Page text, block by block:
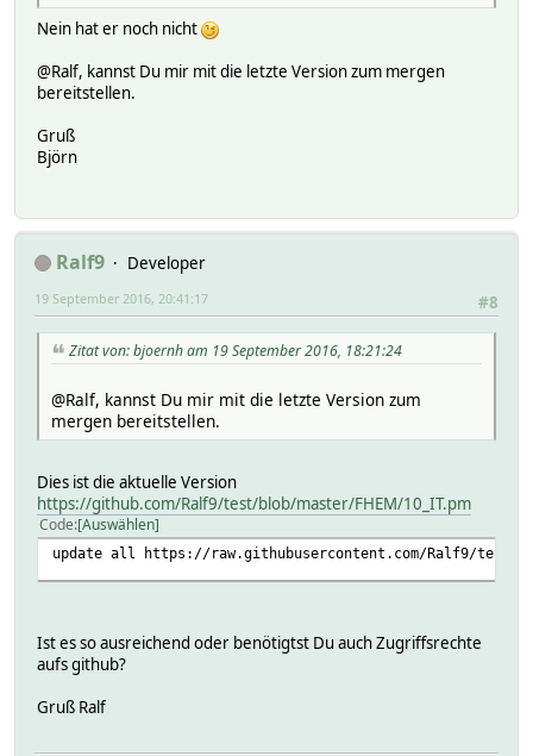
Nein hat er noch nicht
@Ralf, kannst Du mir mit die letzte Version zum mergen
bereitstellen.
Gruß
Björn
Ralf9
Developer
#8
19 September 2016, 20:41:17
Zitat von: bjoernh am 19 September 2016, 18:21:24
@Ralf, kannst Du mir mit die letzte Version zum
mergen bereitstellen.
Dies ist die aktuelle Version
https://github.com/Ralf9/test/blob/master/FHEM/10_IT.pm
Code Auswählen
update all https://raw.githubusercontent.com/Ralf9/test/
Ist es so ausreichend oder benötigtst Du auch Zugriffsrechte
aufs github?
Gruß Ralf